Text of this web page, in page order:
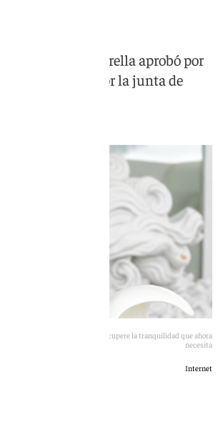
de la Estrella aprobó por
seleccionado por la junta de
hará declaraciones hasta que recupere la tranquilidad que ahora
necesita
Internet